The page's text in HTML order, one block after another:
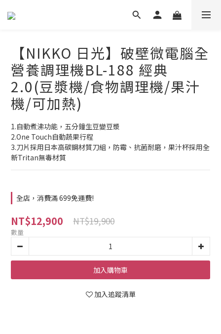
【NIKKO 日光】破壁微電腦全
營養調理機BL-188 經典
2.0(豆漿機/食物調理機/果汁
機/可加熱)
1.自動煮沸功能，五分鐘生豆變豆漿
2.One Touch自動蔬果行程
3.刀片採用日本高碳鋼材質刀組，防霉、抗菌耐磨，果汁杯採用全
新Tritan無毒材質
全店，消費滿 699免運費!
NT$12,900 NT$19,900
數量
加入購物車
加入追蹤清單